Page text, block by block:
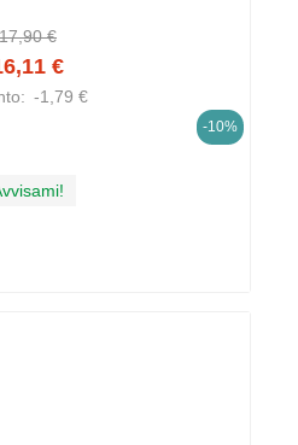
17,90 €
€
-1,79 €
-10%